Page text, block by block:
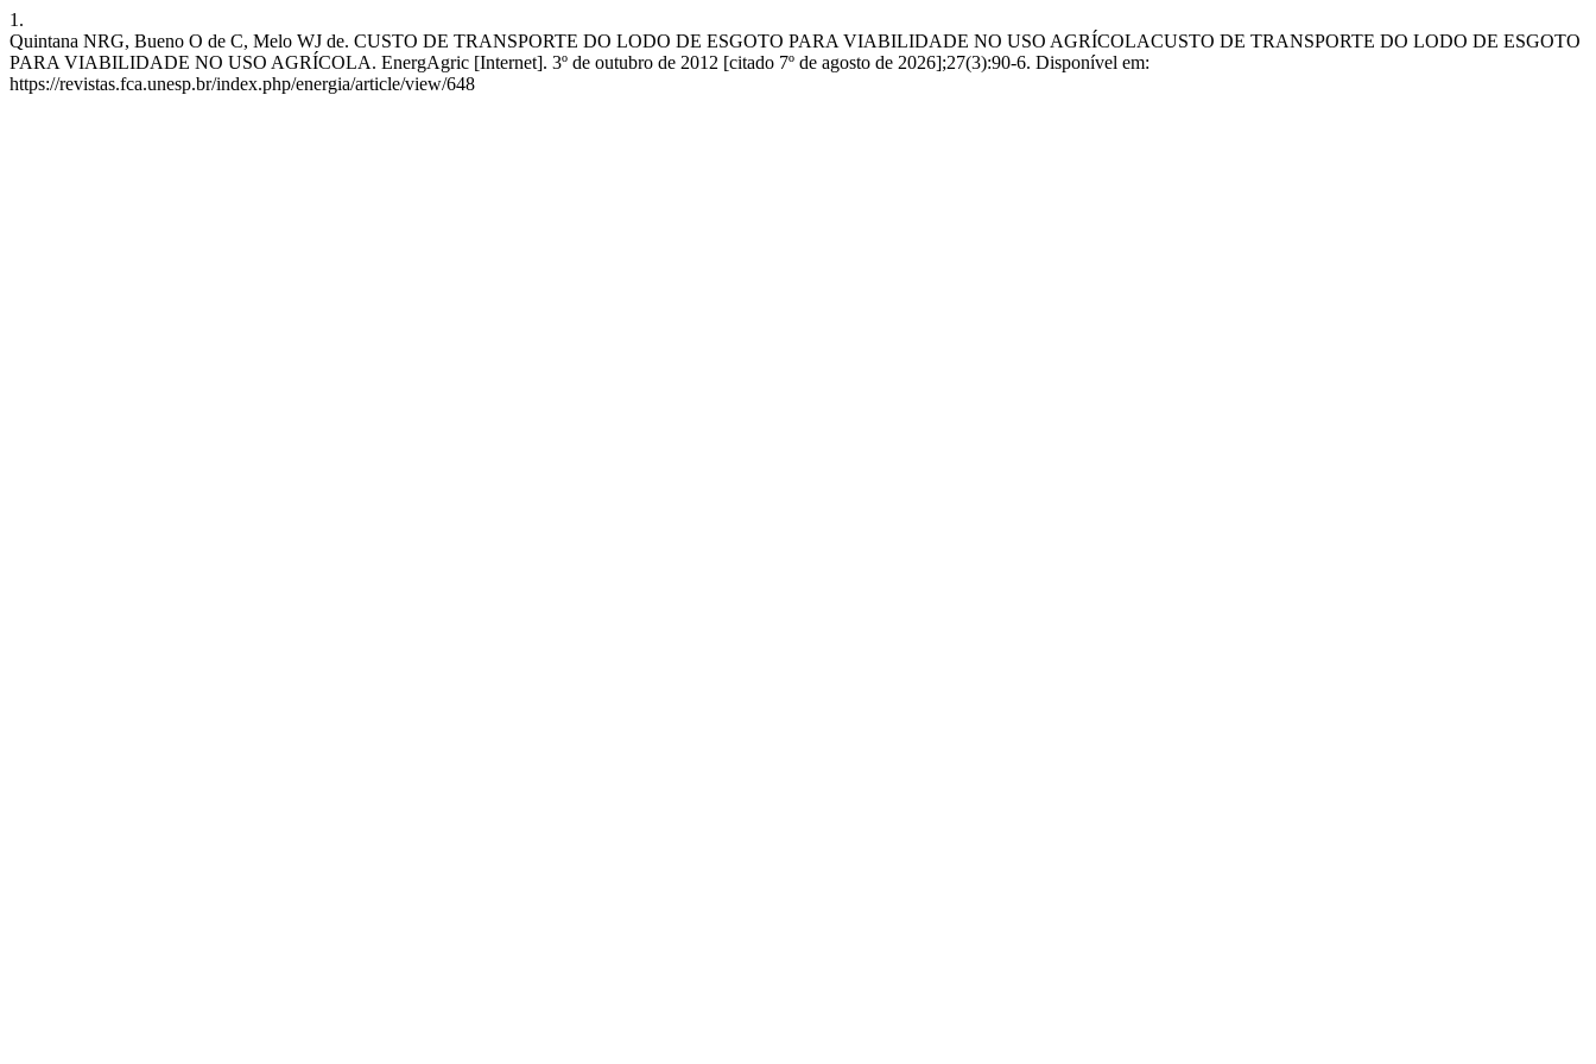
1.
Quintana NRG, Bueno O de C, Melo WJ de. CUSTO DE TRANSPORTE DO LODO DE ESGOTO PARA VIABILIDADE NO USO AGRÍCOLACUSTO DE TRANSPORTE DO LODO DE ESGOTO
PARA VIABILIDADE NO USO AGRÍCOLA. EnergAgric [Internet]. 3º de outubro de 2012 [citado 7º de agosto de 2026];27(3):90-6. Disponível em:
https://revistas.fca.unesp.br/index.php/energia/article/view/648